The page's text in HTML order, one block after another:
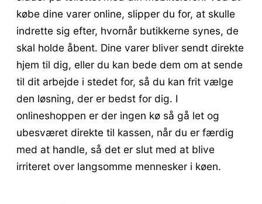
købe dine varer online, slipper du for, at skulle
indrette sig efter, hvornår butikkerne synes, de
skal holde åbent. Dine varer bliver sendt direkte
hjem til dig, eller du kan bede dem om at sende
til dit arbejde i stedet for, så du kan frit vælge
den løsning, der er bedst for dig. I
onlineshoppen er der ingen kø så gå let og
ubesværet direkte til kassen, når du er færdig
med at handle, så det er slut med at blive
irriteret over langsomme mennesker i køen.